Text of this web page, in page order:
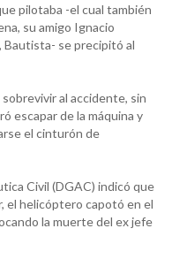
pilotaba -el cual también
su amigo Ignacio
se precipitó al
al accidente, sin
escapar de la máquina y
el cinturón de
Civil (DGAC) indicó que
el helicóptero capotó en el
la muerte del ex jefe